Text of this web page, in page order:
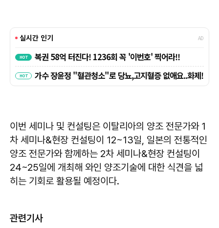
이번 세미나 및 컨설팅은 이탈리아의 양조 전문가와 1
차 세미나&현장 컨설팅이 12~13일, 일본의 전통적인
양조 전문가와 함께하는 2차 세미나&현장 컨설팅이
24~25일에 개최해 와인 양조기술에 대한 식견을 넓
히는 기회로 활용될 예정이다.
관련기사